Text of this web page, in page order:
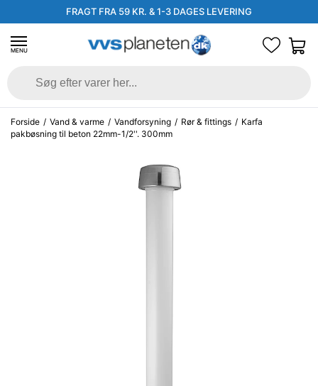
FRAGT FRA 59 KR. & 1-3 DAGES LEVERING
MENU
Forside / Vand & varme / Vandforsyning / Rør & fittings / Karfa
pakbøsning til beton 22mm-1/2''. 300mm